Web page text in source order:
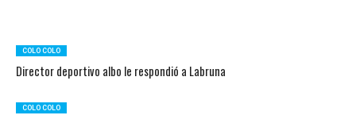
COLO COLO
Director deportivo albo le respondió a Labruna
COLO COLO